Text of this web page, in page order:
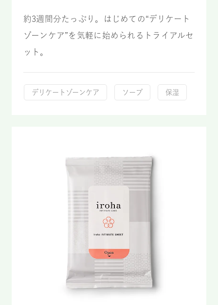
約3週間分たっぷり。はじめての“デリケート
ゾーンケア”を気軽に始められるトライアルセ
ット。
デリケートゾーンケア ソープ 保湿